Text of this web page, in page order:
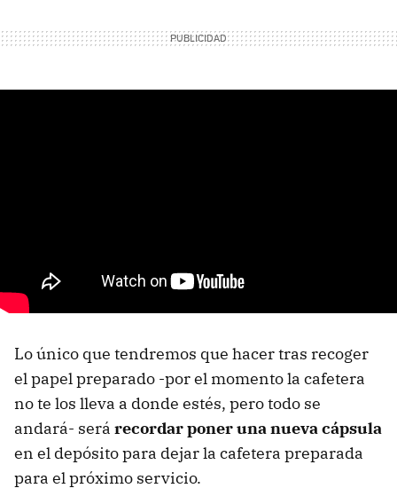
Lo único que tendremos que hacer tras recoger
el papel preparado -por el momento la cafetera
no te los lleva a donde estés, pero todo se
andará- será recordar poner una nueva cápsula
en el depósito para dejar la cafetera preparada
para el próximo servicio.